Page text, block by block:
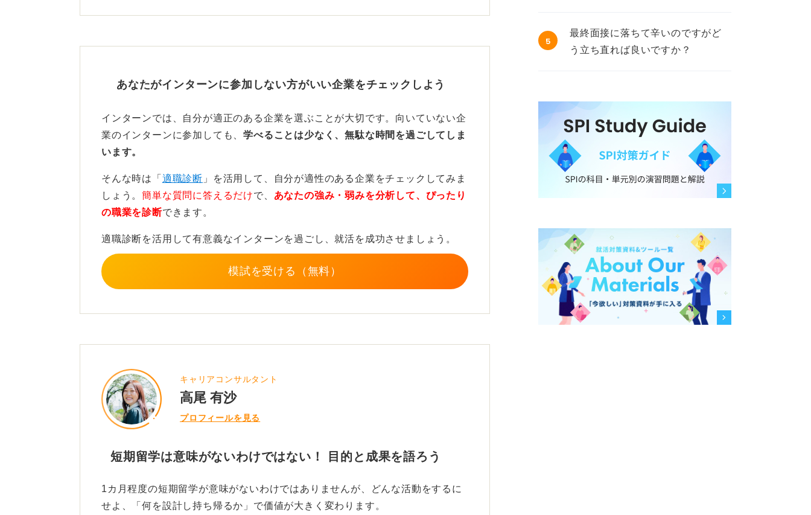
の3点を言語化できることです。
実際に短期留学の経験で企業から評価されている！
私自身も大学は英文科で、高校時代の2週間程度の短期留学の経験をエピソード
として就活で活用していましたよ。周りの同期も1カ月間の交換留学の話をし
て、英語を使う業界に就職しています。
重要なのは、「ちゃんと自分のなかで一貫したストーリーとして語れるか」「意
味のある経験にできるか」という点です。
0
あなたがインターンに参加しない方がいい企業をチェックしよう
インターンでは、自分が適正のある企業を選ぶことが大切です。向いていない企
業のインターンに参加しても、学べることは少なく、無駄な時間を過ごしてしま
います。
そんな時は「 適職診断 」を活用して、自分が適性のある企業をチェックしてみま
しょう。簡単な質問に答えるだけで、 あなたの強み・弱みを分析して、ぴったり
の職業を診断できます。
適職診断を活用して有意義なインターンを過ごし、就活を成功させましょう。
模試を受ける（無料）
キャリアコンサルタント
高尾 有沙
プロフィールを見る
短期留学は意味がないわけではない！ 目的と成果を語ろう
1カ月程度の短期留学が意味がないわけではありませんが、どんな活動をするに
せよ、「何を設計し持ち帰るか」で価値が大きく変わります。
5
最終面接に落ちて辛いのですがど
う立ち直れば良いですか？